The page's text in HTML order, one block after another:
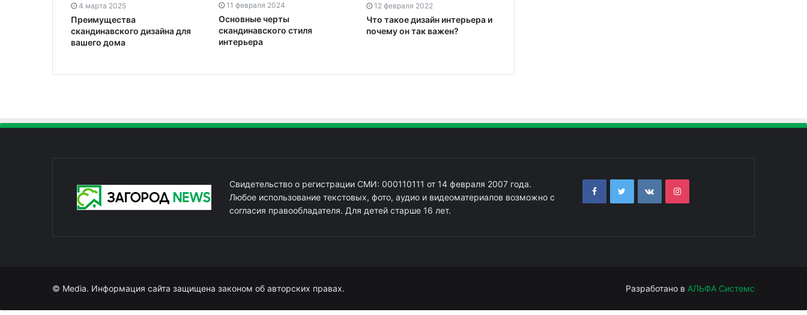
4 марта 2025
Преимущества
скандинавского дизайна для
вашего дома
11 февраля 2024
Основные черты
скандинавского стиля
интерьера
12 февраля 2022
Что такое дизайн интерьера и
почему он так важен?
Свидетельство о регистрации СМИ: 000110111 от 14 февраля 2007 года.
Любое использование текстовых, фото, аудио и видеоматериалов возможно с
согласия правообладателя. Для детей старше 16 лет.
© Media. Информация сайта защищена законом об авторских правах. Разработано в АЛЬФА Системс